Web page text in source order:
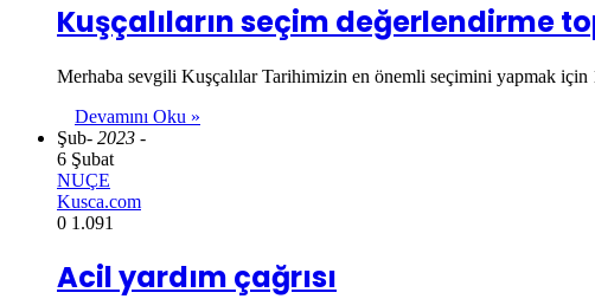
Kuşçalıların seçim değerlendirme
Merhaba sevgili Kuşçalılar Tarihimizin en önemli seçimini yapmak için
Devamını Oku »
Şub- 2023 -
6 Şubat
NUÇE
Kusca.com
0 1.091
Acil yardım çağrısı